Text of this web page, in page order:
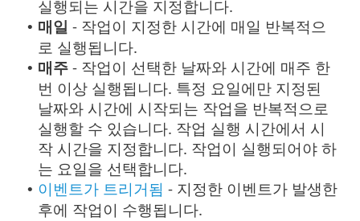
실행되는 시간을 지정합니다.
• 매일 - 작업이 지정한 시간에 매일 반복적으
로 실행됩니다.
• 매주 - 작업이 선택한 날짜와 시간에 매주 한
번 이상 실행됩니다. 특정 요일에만 지정된
날짜와 시간에 시작되는 작업을 반복적으로
실행할 수 있습니다. 작업 실행 시간에서 시
작 시간을 지정합니다. 작업이 실행되어야 하
는 요일을 선택합니다.
• 이벤트가 트리거됨 - 지정한 이벤트가 발생한
후에 작업이 수행됩니다.